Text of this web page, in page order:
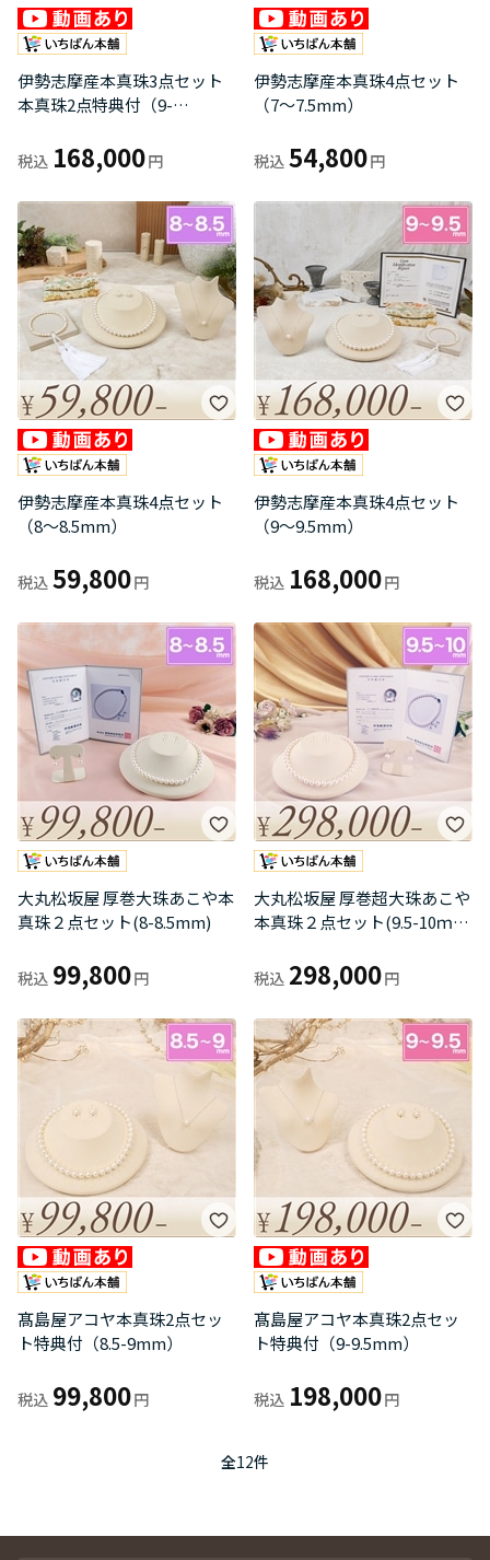
伊勢志摩産本真珠3点セット
本真珠2点特典付（9-
168,000
伊勢志摩産本真珠4点セット
（7～7.5mm）
54,800
伊勢志摩産本真珠4点セット
（8～8.5mm）
59,800
伊勢志摩産本真珠4点セット
（9～9.5mm）
168,000
大丸松坂屋 厚巻大珠あこや本
真珠２点セット(8-8.5mm)
99,800
大丸松坂屋 厚巻超大珠あこや
本真珠２点セット(9.5-10ｍ
298,000
髙島屋アコヤ本真珠2点セッ
ト特典付（8.5-9mm）
99,800
髙島屋アコヤ本真珠2点セッ
ト特典付（9-9.5mm）
198,000
全12件